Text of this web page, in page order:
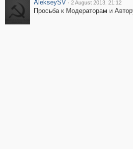
AlekseySV · 2 August 2013, 21:12
Просьба к Модераторам и